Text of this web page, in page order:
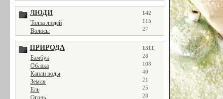
ЛЮДИ 142
Толпа людей 115
Волосы 27
ПРИРОДА 1311
Бамбук 28
Облака 108
Капли воды 40
Земля 21
Ель 25
Огонь 28